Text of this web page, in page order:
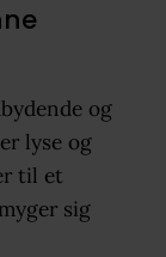
og
lyse og
til et
sig